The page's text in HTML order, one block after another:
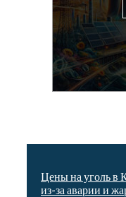
Цены на уголь в
из-за аварии и